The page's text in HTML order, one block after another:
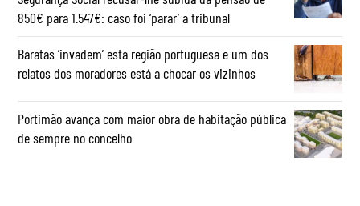
850€ para 1.547€: caso foi ‘parar’ a tribunal
Baratas ‘invadem’ esta região portuguesa e um dos
relatos dos moradores está a chocar os vizinhos
Portimão avança com maior obra de habitação pública
de sempre no concelho